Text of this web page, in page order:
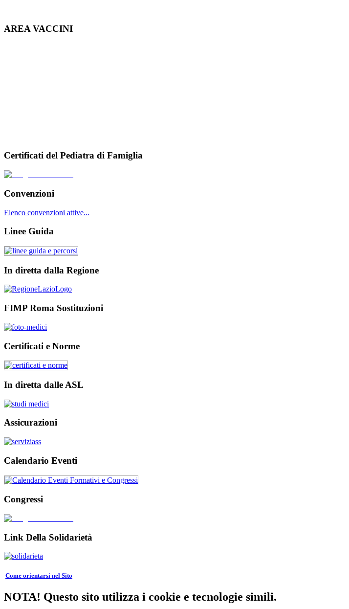
AREA VACCINI
Certificati del Pediatra di Famiglia
Convenzioni
Elenco convenzioni attive...
Linee Guida
In diretta dalla Regione
FIMP Roma Sostituzioni
Certificati e Norme
In diretta dalle ASL
Assicurazioni
Calendario Eventi
Congressi
Link Della Solidarietà
Come orientarsi nel Sito
NOTA! Questo sito utilizza i cookie e tecnologie simili.